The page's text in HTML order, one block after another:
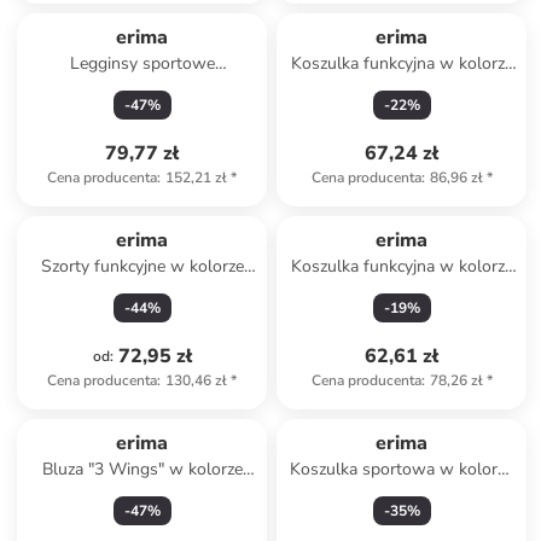
erima
Legginsy sportowe
"Elemental" w kolorze
czarnym
-47%
79,77 zł
Cena producenta: 152,21 zł*
erima
Koszulka funkcyjna w kolorze
zielonym
-22%
67,24 zł
Cena producenta: 86,96 zł*
erima
Szorty funkcyjne w kolorze
granatowym
-44%
od: 72,95 zł
Cena producenta: 130,46 zł*
erima
Koszulka funkcyjna w kolorze
granatowym
-19%
62,61 zł
Cena producenta: 78,26 zł*
erima
Bluza "3 Wings" w kolorze
granatowym
-47%
erima
Koszulka sportowa w kolorze
białym
-35%